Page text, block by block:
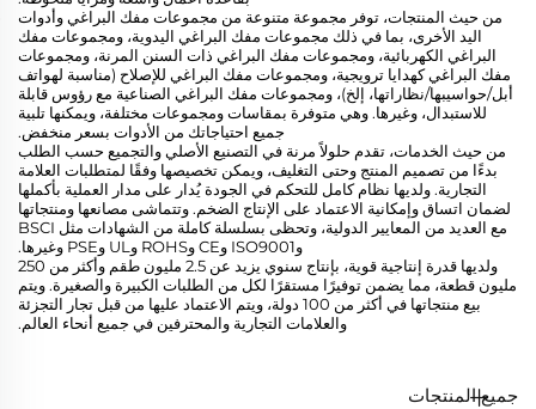
من حيث المنتجات، توفر مجموعة متنوعة من مجموعات مفك البراغي وأدوات
اليد الأخرى، بما في ذلك مجموعات مفك البراغي اليدوية، ومجموعات مفك
البراغي الكهربائية، ومجموعات مفك البراغي ذات السنن المرنة، ومجموعات
مفك البراغي كهدايا ترويجية، ومجموعات مفك البراغي للإصلاح (مناسبة لهواتف
أبل/حواسيبها/نظاراتها، إلخ)، ومجموعات مفك البراغي الصناعية مع رؤوس قابلة
للاستبدال، وغيرها. وهي متوفرة بمقاسات ومجموعات مختلفة، ويمكنها تلبية
جميع احتياجاتك من الأدوات بسعر منخفض.
من حيث الخدمات، تقدم حلولاً مرنة في التصنيع الأصلي والتجميع حسب الطلب
بدءًا من تصميم المنتج وحتى التغليف، ويمكن تخصيصها وفقًا لمتطلبات العلامة
التجارية. ولديها نظام كامل للتحكم في الجودة يُدار على مدار العملية بأكملها
لضمان اتساق وإمكانية الاعتماد على الإنتاج الضخم. وتتماشى مصانعها ومنتجاتها
مع العديد من المعايير الدولية، وتحظى بسلسلة كاملة من الشهادات مثل BSCI
وISO9001 وCE وROHS وUL وPSE وغيرها.
ولديها قدرة إنتاجية قوية، بإنتاج سنوي يزيد عن 2.5 مليون طقم وأكثر من 250
مليون قطعة، مما يضمن توفيرًا مستقرًا لكل من الطلبات الكبيرة والصغيرة. ويتم
بيع منتجاتها في أكثر من 100 دولة، ويتم الاعتماد عليها من قبل تجار التجزئة
والعلامات التجارية والمحترفين في جميع أنحاء العالم.
جميع المنتجات